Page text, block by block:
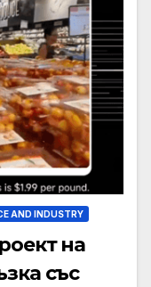
AND INDUSTRY
на
със